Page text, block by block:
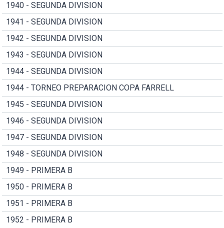
1940 - SEGUNDA DIVISION
1941 - SEGUNDA DIVISION
1942 - SEGUNDA DIVISION
1943 - SEGUNDA DIVISION
1944 - SEGUNDA DIVISION
1944 - TORNEO PREPARACION COPA FARRELL
1945 - SEGUNDA DIVISION
1946 - SEGUNDA DIVISION
1947 - SEGUNDA DIVISION
1948 - SEGUNDA DIVISION
1949 - PRIMERA B
1950 - PRIMERA B
1951 - PRIMERA B
1952 - PRIMERA B